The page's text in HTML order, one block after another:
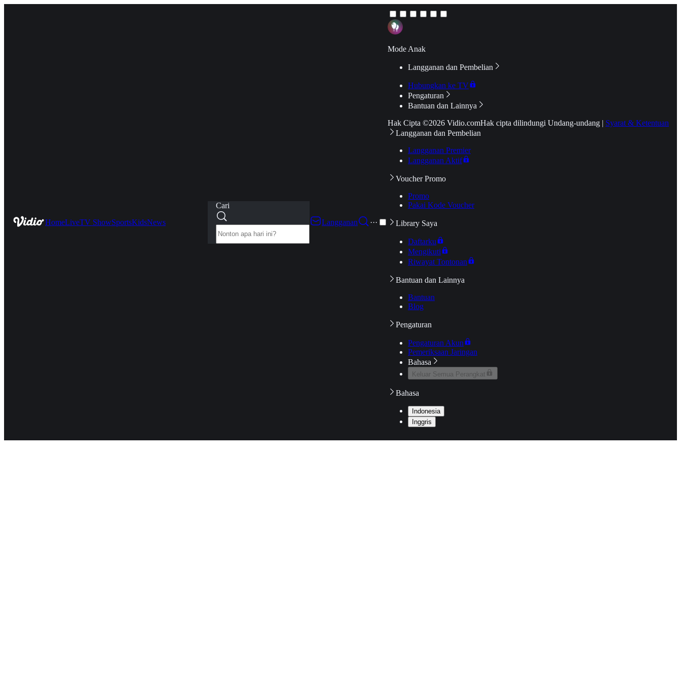
HomeLiveTV ShowSportsKidsNews
Cari
Langganan
···
Mode Anak
Langganan dan Pembelian
Hubungkan ke TV
Pengaturan
Bantuan dan Lainnya
Hak Cipta ©2026 Vidio.comHak cipta dilindungi Undang-undang | Syarat & Ketentuan
Langganan dan Pembelian
Langganan Premier
Langganan Aktif
Voucher Promo
Promo
Pakai Kode Voucher
Library Saya
Daftarku
Mengikuti
Riwayat Tontonan
Bantuan dan Lainnya
Bantuan
Blog
Pengaturan
Pengaturan Akun
Pemeriksaan Jaringan
Bahasa
Keluar Semua Perangkat
Bahasa
Indonesia
Inggris